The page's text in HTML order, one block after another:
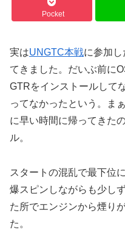
Pocket
実はUNGTC本戦に参加
てきました。だいぶ前に
GTRをインストールして
ってなかったという。ま
に早い時間に帰ってきた
ル。
スタートの混乱で最下位
爆スピンしながらも少し
た所でエンジンから煙り
た。